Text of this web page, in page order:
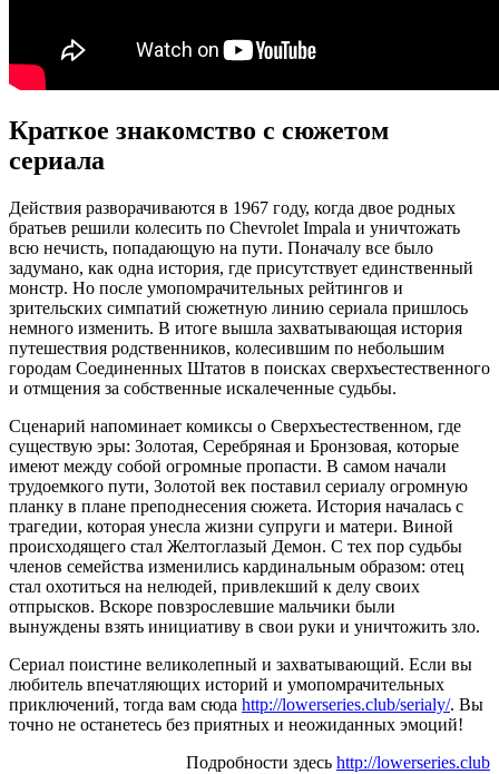
Краткое знакомство с сюжетом
сериала
Действия разворачиваются в 1967 году, когда двое родных
братьев решили колесить по Chevrolet Impala и уничтожать
всю нечисть, попадающую на пути. Поначалу все было
задумано, как одна история, где присутствует единственный
монстр. Но после умопомрачительных рейтингов и
зрительских симпатий сюжетную линию сериала пришлось
немного изменить. В итоге вышла захватывающая история
путешествия родственников, колесившим по небольшим
городам Соединенных Штатов в поисках сверхъестественного
и отмщения за собственные искалеченные судьбы.
Сценарий напоминает комиксы о Сверхъестественном, где
существую эры: Золотая, Серебряная и Бронзовая, которые
имеют между собой огромные пропасти. В самом начали
трудоемкого пути, Золотой век поставил сериалу огромную
планку в плане преподнесения сюжета. История началась с
трагедии, которая унесла жизни супруги и матери. Виной
происходящего стал Желтоглазый Демон. С тех пор судьбы
членов семейства изменились кардинальным образом: отец
стал охотиться на нелюдей, привлекший к делу своих
отпрысков. Вскоре повзрослевшие мальчики были
вынуждены взять инициативу в свои руки и уничтожить зло.
Сериал поистине великолепный и захватывающий. Если вы
любитель впечатляющих историй и умопомрачительных
приключений, тогда вам сюда http://lowerseries.club/serialy/. Вы
точно не останетесь без приятных и неожиданных эмоций!
Подробности здесь http://lowerseries.club